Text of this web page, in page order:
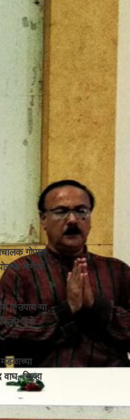
गोपाल
मागील
व उपाय या
कसे
जिल्हा